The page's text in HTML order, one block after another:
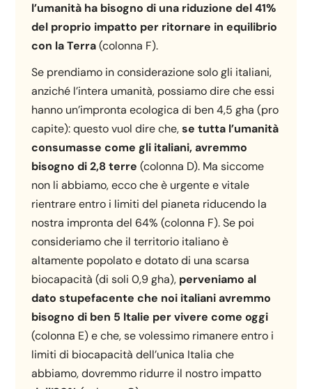
l’umanità ha bisogno di una riduzione del 41%
del proprio impatto per ritornare in equilibrio
con la Terra(colonna F).
Se prendiamo in considerazione solo gli italiani,
anziché l’intera umanità, possiamo dire che essi
hanno un’impronta ecologica di ben 4,5 gha (pro
capite): questo vuol dire che,se tutta l’umanità
consumasse come gli italiani, avremmo
bisogno di 2,8 terre(colonna D). Ma siccome
non li abbiamo, ecco che è urgente e vitale
rientrare entro i limiti del pianeta riducendo la
nostra impronta del 64% (colonna F). Se poi
consideriamo che il territorio italiano è
altamente popolato e dotato di una scarsa
biocapacità (di soli 0,9 gha), perveniamo al
dato stupefacente che noi italiani avremmo
bisogno di ben 5 Italie per vivere come oggi
(colonna E) e che, se volessimo rimanere entro i
limiti di biocapacità dell’unica Italia che
abbiamo, dovremmo ridurre il nostro impatto